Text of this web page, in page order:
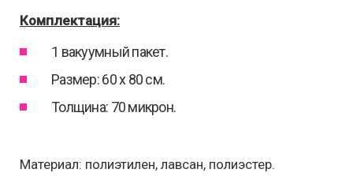
Комплектация:
1 вакуумный пакет.
Размер: 60 х 80 см.
Толщина: 70 микрон.
Материал: полиэтилен, лавсан, полиэстер.